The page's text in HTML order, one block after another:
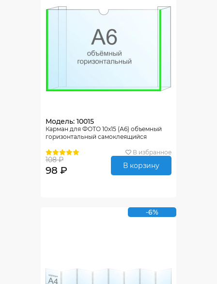
Модель: 10015
Карман для ФОТО 10х15 (А6) объемный
горизонтальный самоклеящийся
В избранное
108 ₽
98 ₽ В корзину
-6%